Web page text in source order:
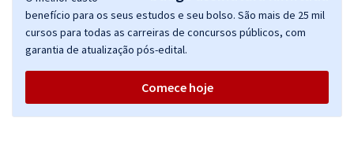
benefício para os seus estudos e seu bolso. São mais de 25 mil
cursos para todas as carreiras de concursos públicos, com
garantia de atualização pós-edital.
Comece hoje